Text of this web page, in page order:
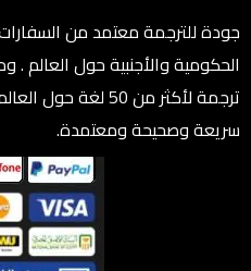
جودة للترجمة معتمد من
الحكومية والأجنبية حول
ترجمة لأكثر من 50
سريعة وصحيحة ومعتمدة.